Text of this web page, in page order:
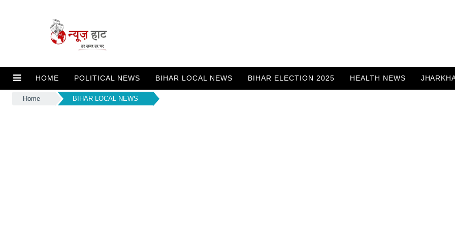
HOME POLITICAL NEWS BIHAR LOCAL NEWS BIHAR ELECTION 2025 HEALTH NEWS
Home BIHAR LOCAL NEWS